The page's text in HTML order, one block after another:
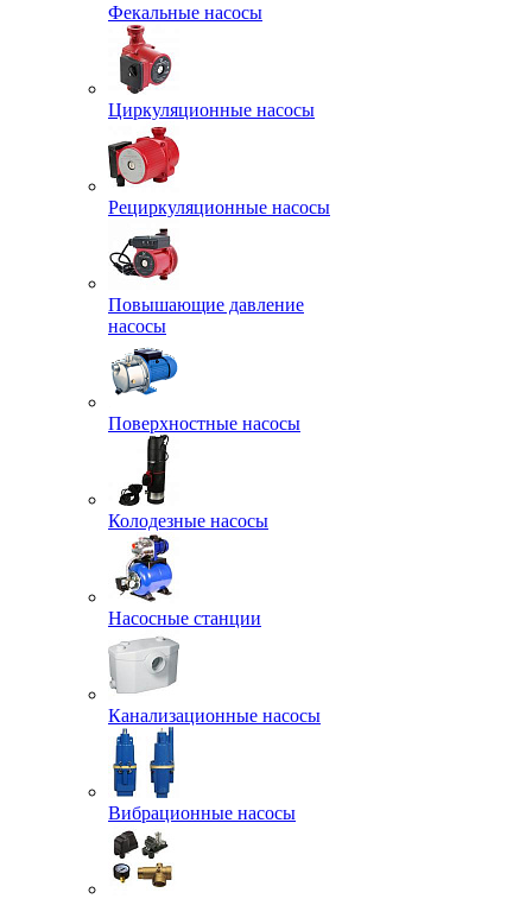
Фекальные насосы
Циркуляционные насосы
Рециркуляционные насосы
Повышающие давление
насосы
Поверхностные насосы
Колодезные насосы
Насосные станции
Канализационные насосы
Вибрационные насосы